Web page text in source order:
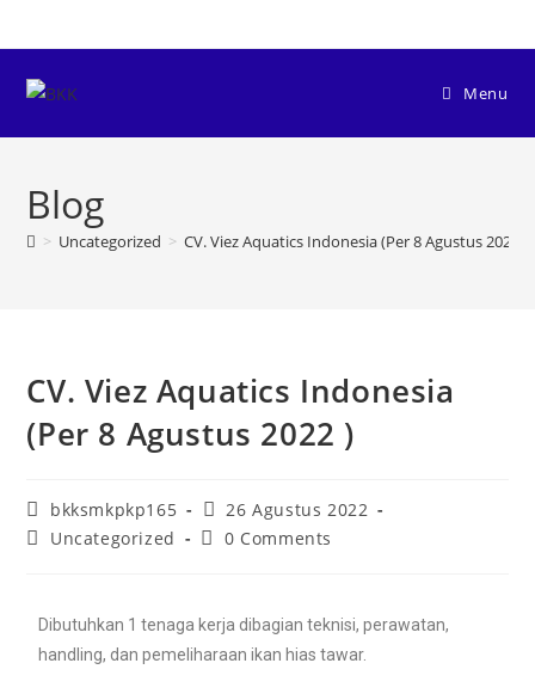
Menu
Blog
> Uncategorized > CV. Viez Aquatics Indonesia (Per 8 Agustus 2022 )
CV. Viez Aquatics Indonesia
(Per 8 Agustus 2022 )
bkksmkpkp165
26 Agustus 2022
Uncategorized
0 Comments
Dibutuhkan 1 tenaga kerja dibagian teknisi, perawatan,
handling, dan pemeliharaan ikan hias tawar.